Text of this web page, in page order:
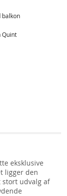
balkon
Quint
eksklusive
ligger den
stort udvalg af